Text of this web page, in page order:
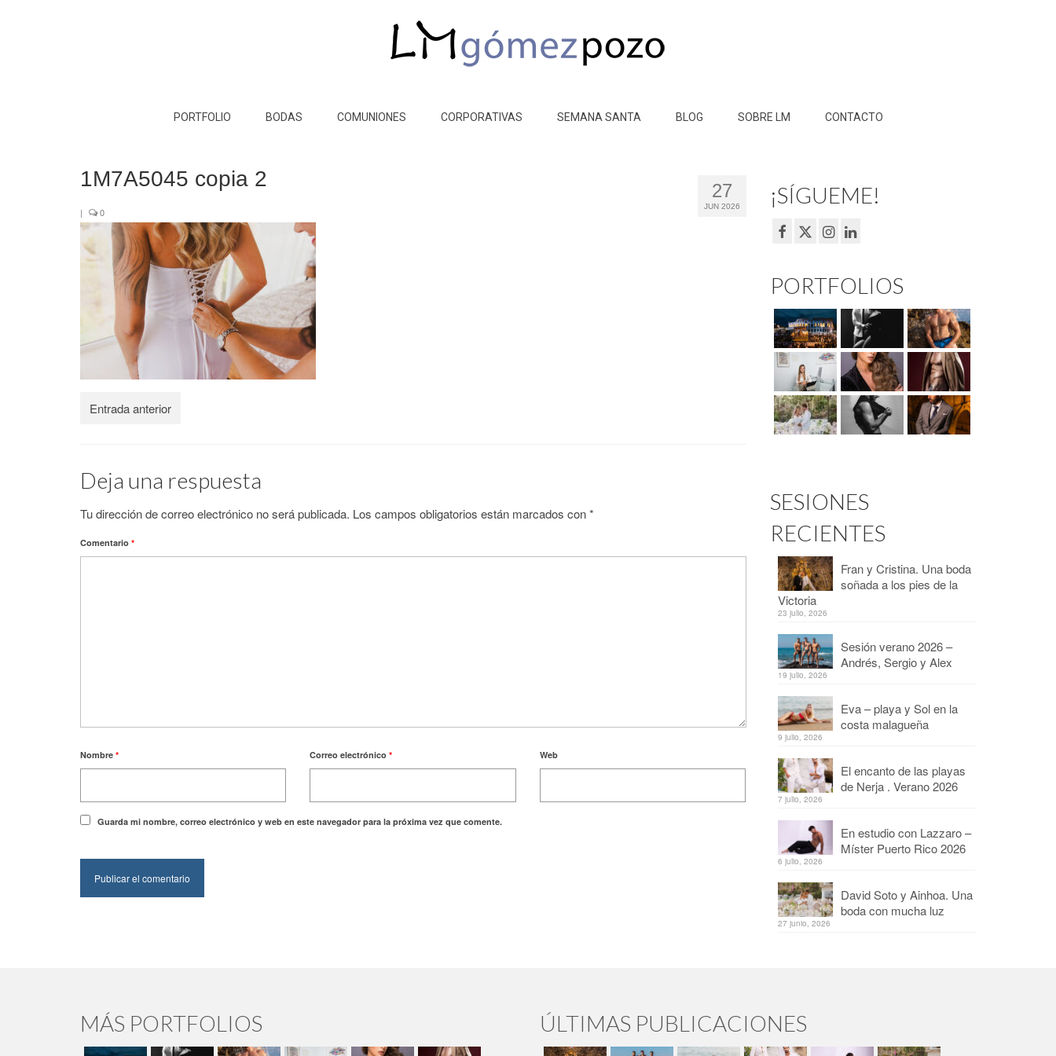
PORTFOLIO BODAS COMUNIONES CORPORATIVAS SEMANA SANTA BLOG SOBRE LM CONTACTO
27
JUN 2026
1M7A5045 copia 2
| 0
Entrada anterior
Deja una respuesta
Tu dirección de correo electrónico no será publicada. Los campos obligatorios están marcados con*
Comentario *
Nombre * Correo electrónico* Web
Guarda mi nombre, correo electrónico y web en este navegador para la próxima vez que comente.
¡SÍGUEME!
PORTFOLIOS
SESIONES
RECIENTES
Fran y Cristina. Una boda
soñada a los pies de la
Victoria
23 julio, 2026
Sesión verano 2026 –
Andrés, Sergio y Alex
19 julio, 2026
Eva – playa y Sol en la
costa malagueña
9 julio, 2026
El encanto de las playas
de Nerja . Verano 2026
7 julio, 2026
En estudio con Lazzaro –
Míster Puerto Rico 2026
6 julio, 2026
David Soto y Ainhoa. Una
boda con mucha luz
27 junio, 2026
MÁS PORTFOLIOS ÚLTIMAS PUBLICACIONES